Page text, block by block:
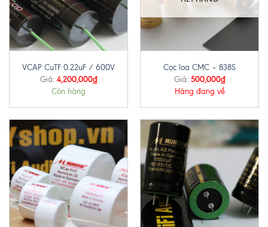
VCAP CuTF 0.22uF / 600V
Giá: 4,200,000₫
Còn hàng
Cọc loa CMC – 838S
Giá: 500,000₫
Hàng đang về